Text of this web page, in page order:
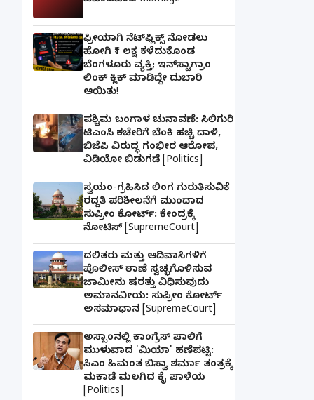
ಫ್ರೀಯಾಗಿ ನೆಟ್‌ಫ್ಲಿಕ್ಸ್ ನೋಡಲು
ಹೋಗಿ ₹1 ಲಕ್ಷ ಕಳೆದುಕೊಂಡ
ಬೆಂಗಳೂರು ವ್ಯಕ್ತಿ; ಇನ್‌ಸ್ಟಾಗ್ರಾಂ
ಲಿಂಕ್ ಕ್ಲಿಕ್ ಮಾಡಿದ್ದೇ ದುಬಾರಿ
ಆಯಿತು!
ಪಶ್ಚಿಮ ಬಂಗಾಳ ಚುನಾವಣೆ: ಸಿಲಿಗುರಿ
ಟಿಎಂಸಿ ಕಚೇರಿಗೆ ಬೆಂಕಿ ಹಚ್ಚಿ ದಾಳಿ,
ಬಿಜೆಪಿ ವಿರುದ್ಧ ಗಂಭೀರ ಆರೋಪ,
ವಿಡಿಯೋ ಬಿಡುಗಡೆ [Politics]
ಸ್ವಯಂ-ಗ್ರಹಿಸಿದ ಲಿಂಗ ಗುರುತಿಸುವಿಕೆ
ರದ್ದತಿ ಪರಿಶೀಲನೆಗೆ ಮುಂದಾದ
ಸುಪ್ರೀಂ ಕೋರ್ಟ್: ಕೇಂದ್ರಕ್ಕೆ
ನೋಟಿಸ್ [SupremeCourt]
ದಲಿತರು ಮತ್ತು ಆದಿವಾಸಿಗಳಿಗೆ
ಪೊಲೀಸ್ ಠಾಣೆ ಸ್ವಚ್ಛಗೊಳಿಸುವ
ಜಾಮೀನು ಷರತ್ತು ವಿಧಿಸುವುದು
ಅಮಾನವೀಯ: ಸುಪ್ರೀಂ ಕೋರ್ಟ್
ಅಸಮಾಧಾನ [SupremeCourt]
ಅಸ್ಸಾಂನಲ್ಲಿ ಕಾಂಗ್ರೆಸ್ ಪಾಲಿಗೆ
ಮುಳುವಾದ 'ಮಿಯಾ' ಹಣೆಪಟ್ಟಿ:
ಸಿಎಂ ಹಿಮಂತ ಬಿಸ್ವಾ ಶರ್ಮಾ ತಂತ್ರಕ್ಕೆ
ಮಕಾಡೆ ಮಲಗಿದ ಕೈ ಪಾಳೆಯ
[Politics]